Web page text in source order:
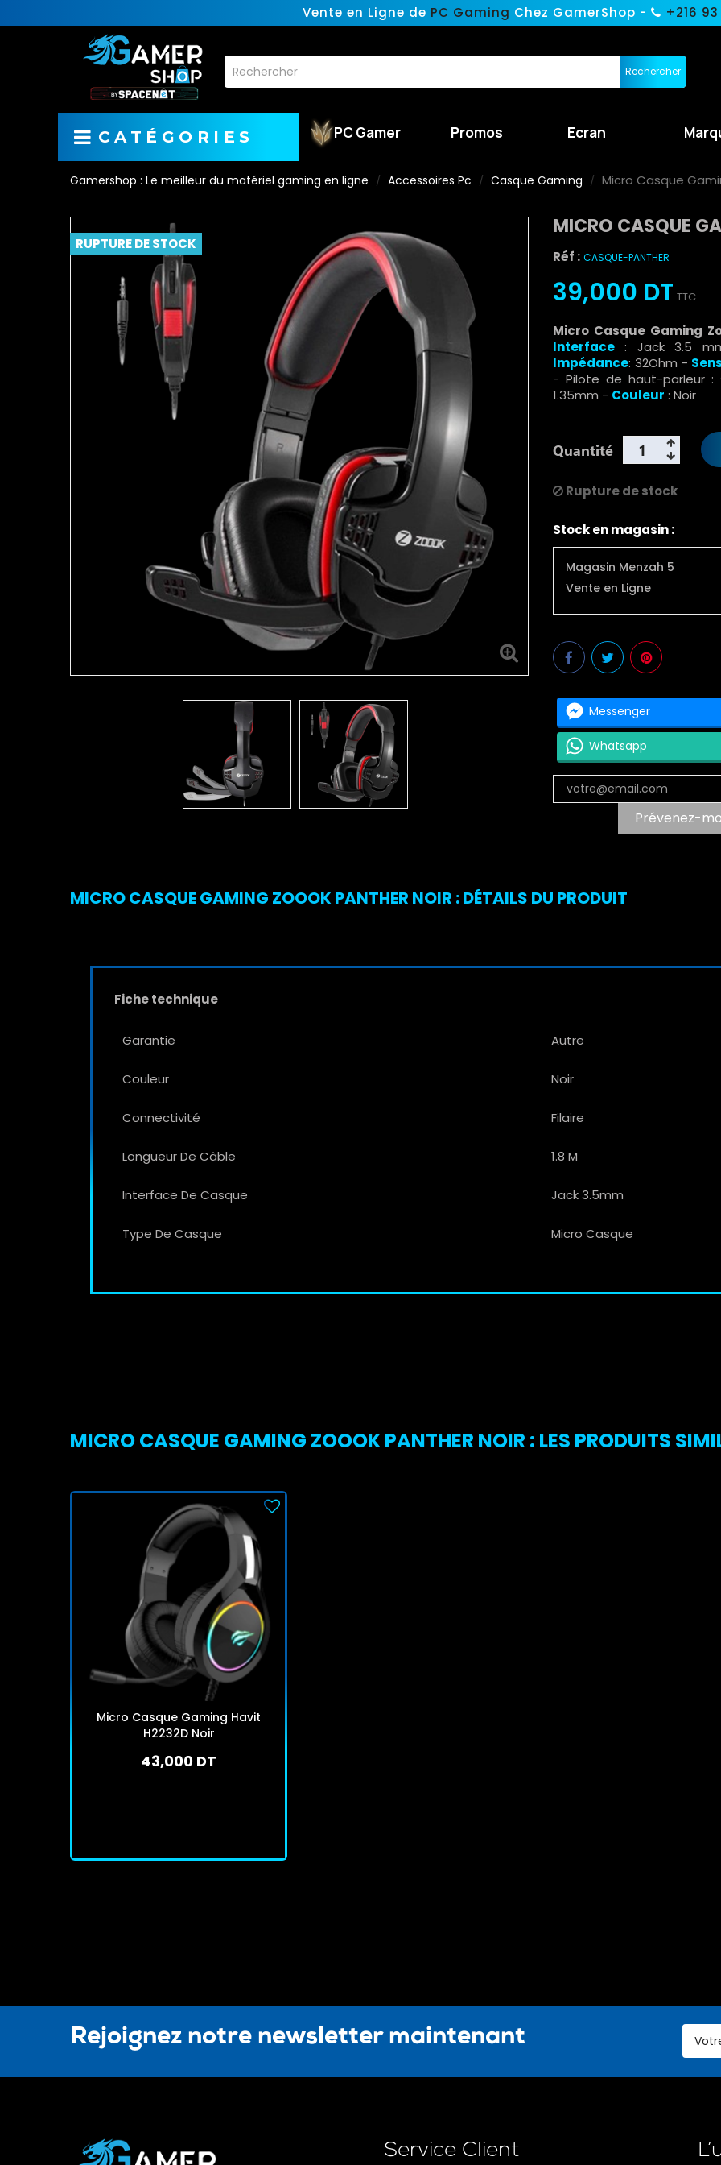
Vente en Ligne de PC Gaming Chez GamerShop - +216
Rechercher
CATÉGORIES PC Gamer Promos Ecran
Gamershop : Le meilleur du matériel gaming en ligne Accessoires Pc Casque Gaming Micro Casque
RUPTURE DE STOCK
MICRO CASQUE
Réf : CASQUE-PANTHER
39,000 DT TTC
Micro Casque Gaming
Interface : Jack 3.5
Impédance: 32Ohm -
- Pilote de haut-parleur :
1.35mm - Couleur : Noir
Quantité
Rupture de stock
Stock en magasin :
Magasin Menzah 5
Vente en Ligne
Messenger
Whatsapp
Prévenez-
MICRO CASQUE GAMING ZOOOK PANTHER NOIR : DÉTAILS DU PRODUIT
Fiche technique
Garantie Autre
Couleur Noir
Connectivité Filaire
Longueur De Câble 1.8 M
Interface De Casque Jack 3.5mm
Type De Casque Micro Casque
MICRO CASQUE GAMING ZOOOK PANTHER NOIR : LES PRODUITS
Micro Casque Gaming Havit
H2232D Noir
43,000 DT
Rejoignez notre newsletter maintenant
Service Client